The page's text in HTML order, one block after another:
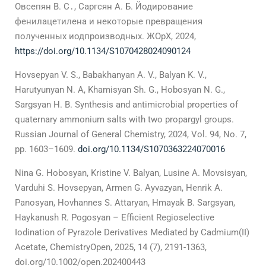
Овсепян В. С․, Саргсян А. Б. Йодирование
фенилацетилена и некоторые превращения
полученных иодпроизводных. ЖОрХ, 2024,
https://doi.org/10.1134/S1070428024090124
Hovsepyan V. S., Babakhanyan A. V., Balyan K. V.,
Harutyunyan N. A, Khamisyan Sh. G., Hobosyan N. G.,
Sargsyan H. B. Synthesis and antimicrobial properties of
quaternary ammonium salts with two propargyl groups.
Russian Journal of General Chemistry, 2024, Vol. 94, No. 7,
pp. 1603–1609. doi.org/10.1134/S1070363224070016
Nina G. Hobosyan, Kristine V. Balyan, Lusine A. Movsisyan,
Varduhi S. Hovsepyan, Armen G. Ayvazyan, Henrik A.
Panosyan, Hovhannes S. Attaryan, Hmayak B. Sargsyan,
Haykanush R. Pogosyan – Efficient Regioselective
Iodination of Pyrazole Derivatives Mediated by Cadmium(II)
Acetate, ChemistryOpen, 2025, 14 (7), 2191-1363,
doi.org/10.1002/open.202400443